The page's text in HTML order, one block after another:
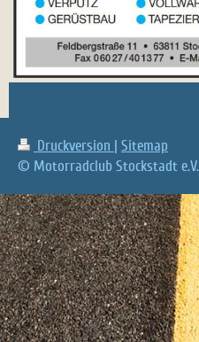
Druckversion | Sitemap
© Motorradclub Stockstadt e.V.